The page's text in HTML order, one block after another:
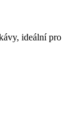
ideální pro